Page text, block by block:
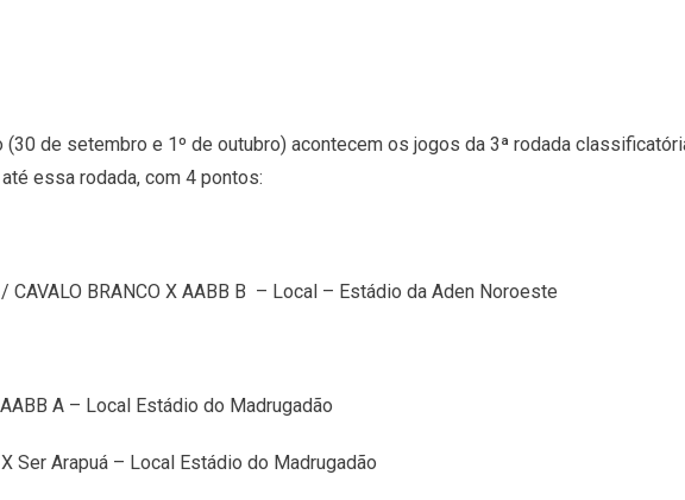
(30 de setembro e 1º de outubro) acontecem os jogos da 3ª rodada
essa rodada, com 4 pontos:
CAVALO BRANCO X AABB B – Local – Estádio da Aden Noroeste
A – Local Estádio do Madrugadão
Ser Arapuá – Local Estádio do Madrugadão